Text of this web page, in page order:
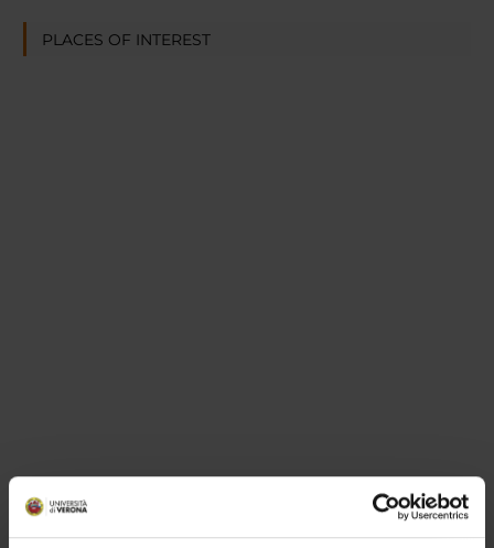
PLACES OF INTEREST
ORGANISATION